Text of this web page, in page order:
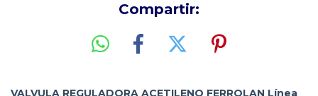
Compartir:
VALVULA REGULADORA ACETILENO FERROLAN Línea